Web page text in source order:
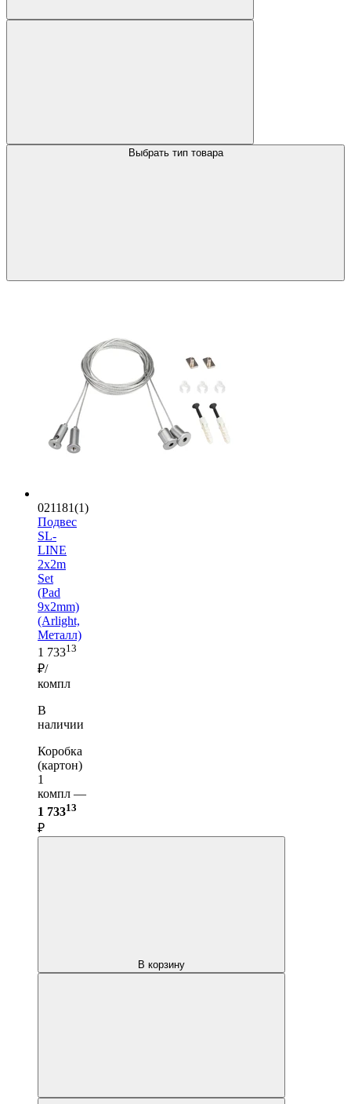
Выбрать тип товара
021181(1)
Подвес
SL-
LINE
2x2m
Set
(Pad
9x2mm)
(Arlight,
Металл)
1 73313
₽/
компл
В
наличии
Коробка
(картон)
1
компл —
1 73313
₽
В корзину